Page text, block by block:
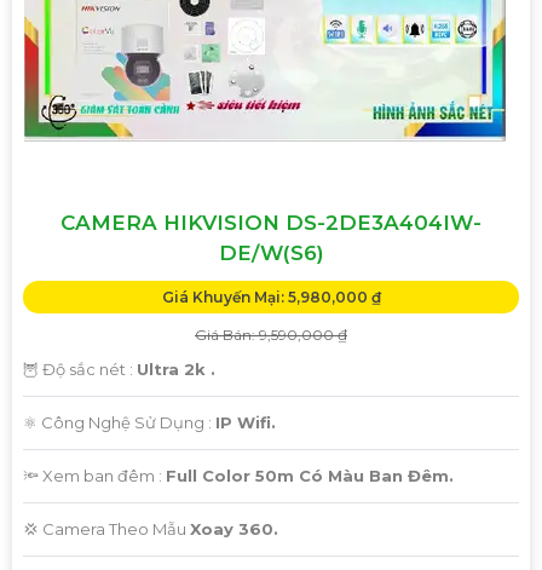
CAMERA HIKVISION DS-2DE3A404IW-
DE/W(S6)
Giá Khuyến Mại: 5,980,000 ₫
Giá Bán: 9,590,000 ₫
🦉 Độ sắc nét : Ultra 2k .
⚛️ Công Nghệ Sử Dụng : IP Wifi.
🔦 Xem ban đêm : Full Color 50m Có Màu Ban Đêm.
💢 Camera Theo Mẫu Xoay 360.